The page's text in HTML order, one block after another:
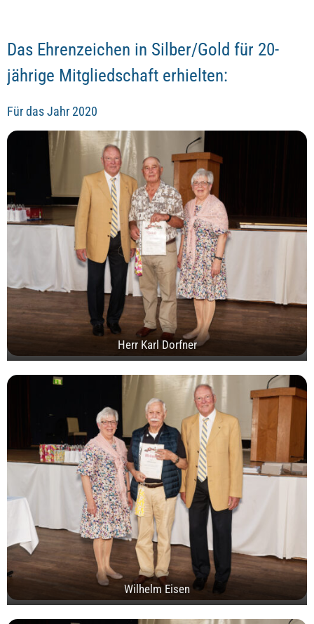
Das Ehrenzeichen in Silber/Gold für 20-
jährige Mitgliedschaft erhielten:
Für das Jahr 2020
Herr Karl Dorfner
Wilhelm Eisen